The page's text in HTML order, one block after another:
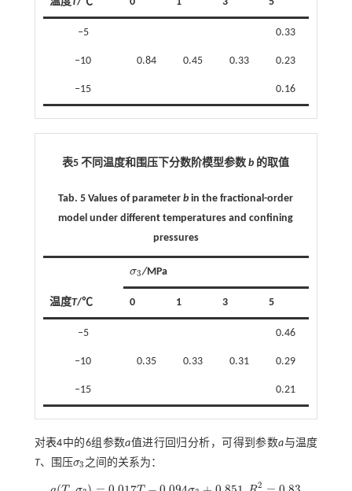
‒5 0.33
‒10 0.84 0.45 0.33 0.23
‒15 0.16
表5 不同温度和围压下分数阶模型参数b 的取值
Tab. 5 Values of parameterb in the fractional-order
model under different temperatures and confining
pressures
温度T/℃
σ3
σ3/MPa
0 1 3 5
‒5 0.46
‒10 0.35 0.33 0.31 0.29
‒15 0.21
对表4中的6组参数a值进行回归分析，可得到参数a与温度
T、围压σ3
σ3 之间的关系为：
2